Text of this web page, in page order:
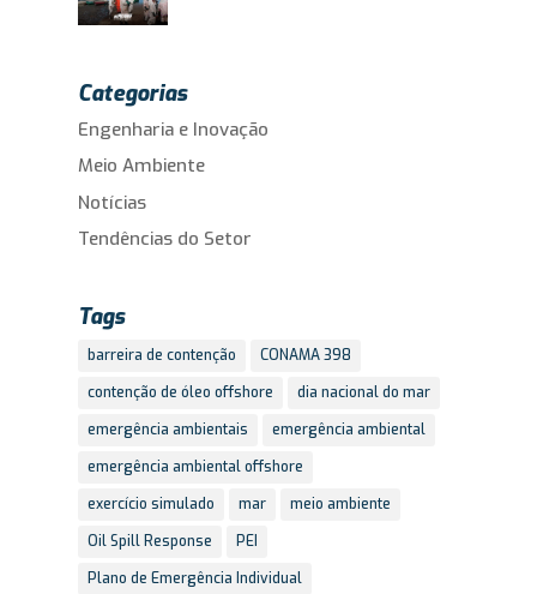
Categorias
Engenharia e Inovação
Meio Ambiente
Notícias
Tendências do Setor
Tags
barreira de contenção
CONAMA 398
contenção de óleo offshore
dia nacional do mar
emergência ambientais
emergência ambiental
emergência ambiental offshore
exercício simulado
mar
meio ambiente
Oil Spill Response
PEI
Plano de Emergência Individual